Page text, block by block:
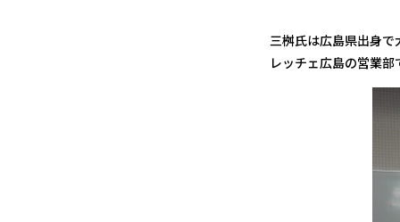
三桝氏は広島県出身
レッチェ広島の営業